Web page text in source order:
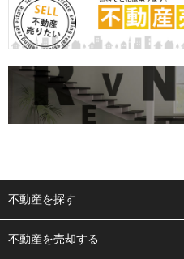
不動産を探す
不動産を売却する